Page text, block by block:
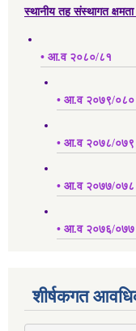
स्थानीय तह संस्थागत
• आ.व २०८०/८१
• आ.व २०७९/०८०
• आ.व २०७८/०७९
• आ.व २०७७/०७८
• आ.व २०७६/०७७
शीर्षकगत